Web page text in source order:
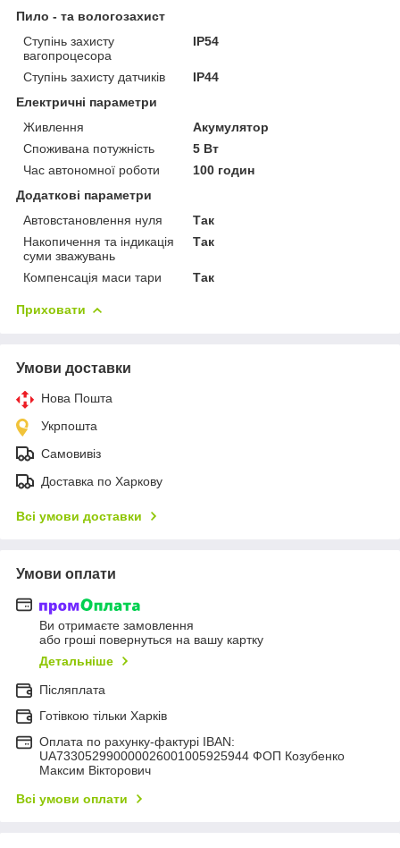
Пило - та вологозахист
Ступінь захисту
вагопроцесора
IP54
Ступінь захисту датчиків
IP44
Електричні параметри
Живлення
Акумулятор
Споживана потужність
5 Вт
Час автономної роботи
100 годин
Додаткові параметри
Автовстановлення нуля
Так
Накопичення та індикація
суми зважувань
Так
Компенсація маси тари Так
Приховати
Умови доставки
Нова Пошта
Укрпошта
Самовивіз
Доставка по Харкову
Всі умови доставки
Умови оплати
Ви отримаєте замовлення
або гроші повернуться на вашу картку
Детальніше
Післяплата
Готівкою тільки Харків
Оплата по рахунку-фактурі IBAN:
UA733052990000026001005925944 ФОП Козубенко
Максим Вікторович
Всі умови оплати